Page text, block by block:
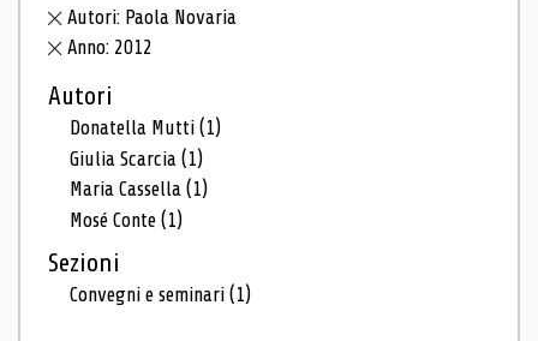
Autori: Paola Novaria
Anno: 2012
Autori
Donatella Mutti(1)
Giulia Scarcia(1)
Maria Cassella(1)
Mosé Conte(1)
Sezioni
Convegni e seminari(1)